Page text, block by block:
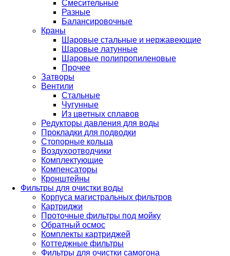
Смесительные
Разные
Балансировочные
Краны
Шаровые стальные и нержавеющие
Шаровые латунные
Шаровые полипропиленовые
Прочее
Затворы
Вентили
Стальные
Чугунные
Из цветных сплавов
Редукторы давления для воды
Прокладки для подводки
Стопорные кольца
Воздухоотводчики
Комплектующие
Компенсаторы
Кронштейны
Фильтры для очистки воды
Корпуса магистральных фильтров
Картриджи
Проточные фильтры под мойку
Обратный осмос
Комплекты картриджей
Коттеджные фильтры
Фильтры для очистки самогона